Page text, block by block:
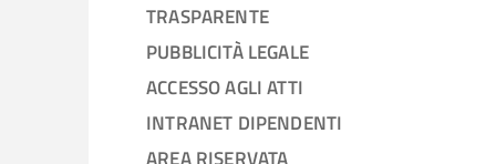
TRASPARENTE
PUBBLICITÀ LEGALE
ACCESSO AGLI ATTI
INTRANET DIPENDENTI
AREA RISERVATA